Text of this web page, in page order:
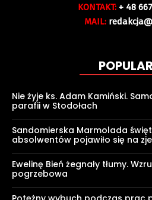
KONTAKT: + 48
MAIL:
Nie żyje ks. Adam Kamiński.
parafii w Stodołach
Sandomierska Marmolada
absolwentów pojawiło się na
Ewelinę Bień żegnały tłumy.
pogrzebowa